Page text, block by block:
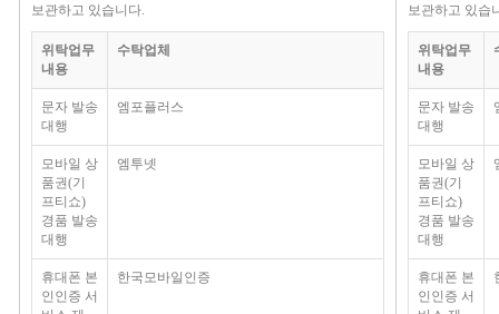
보관하고 있습니다.
위탁업무
내용
수탁업체
문자 발송
대행
엠포플러스
모바일 상
품권(기
프티쇼)
경품 발송
대행
엠투넷
휴대폰 본
인인증 서
한국모바일인증
보관하고 있습
위탁업무
내용
문자 발송
대행
모바일 상
품권(기
프티쇼)
경품 발송
대행
휴대폰 본
인인증 서